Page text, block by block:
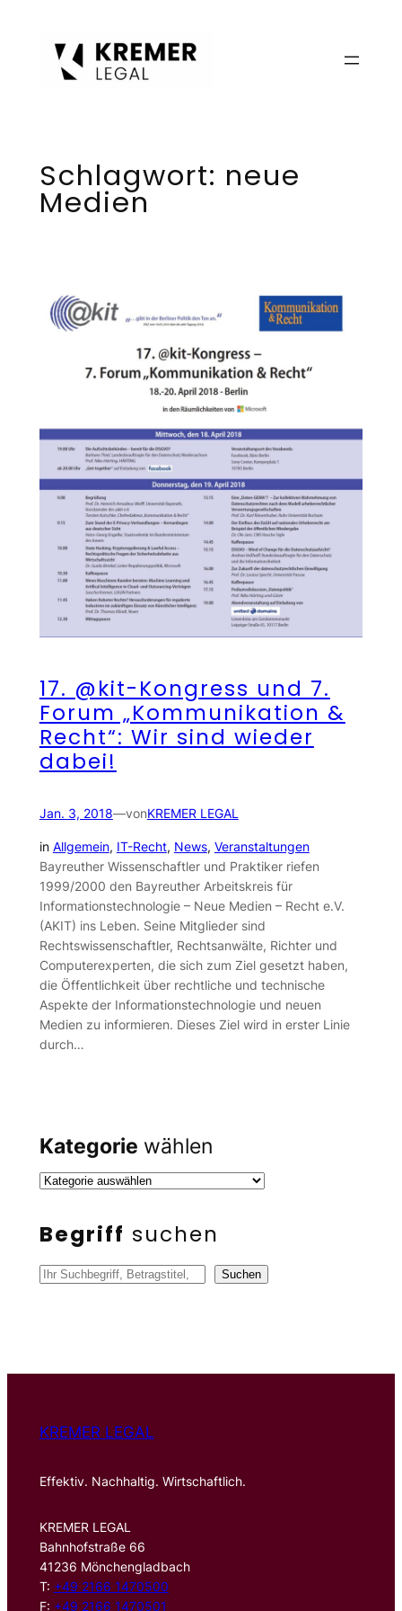
Schlagwort: neue
Medien
17. @kit-Kongress und 7.
Forum „Kommunikation &
Recht“: Wir sind wieder
dabei!
Jan. 3, 2018—vonKREMER LEGAL
in Allgemein, IT-Recht, News, Veranstaltungen
Bayreuther Wissenschaftler und Praktiker riefen
1999/2000 den Bayreuther Arbeitskreis für
Informationstechnologie – Neue Medien – Recht e.V.
(AKIT) ins Leben. Seine Mitglieder sind
Rechtswissenschaftler, Rechtsanwälte, Richter und
Computerexperten, die sich zum Ziel gesetzt haben,
die Öffentlichkeit über rechtliche und technische
Aspekte der Informationstechnologie und neuen
Medien zu informieren. Dieses Ziel wird in erster Linie
durch…
Kategorie wählen
Begriff suchen
S
n
Suchen
KREMER LEGAL
Effektiv. Nachhaltig. Wirtschaftlich.
KREMER LEGAL
Bahnhofstraße 66
41236 Mönchengladbach
T: +49 2166 1470500
F: +49 2166 1470501